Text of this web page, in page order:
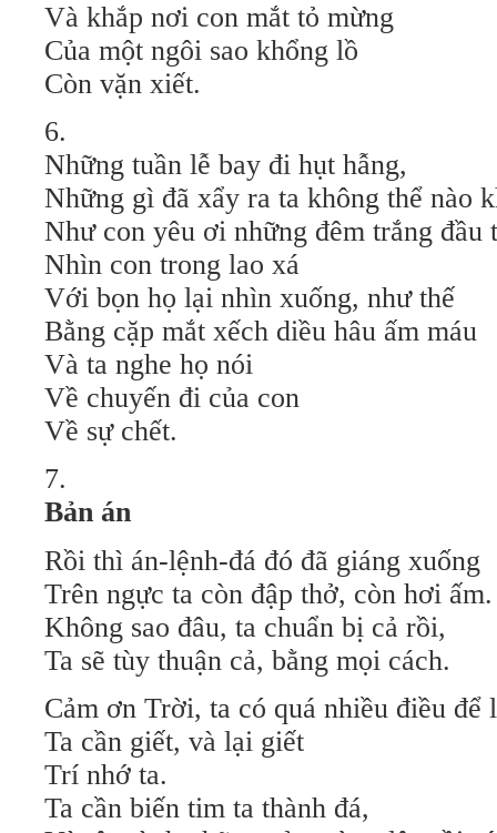
Và khắp nơi con mắt tỏ mừng
Của một ngôi sao khổng lồ
Còn vặn xiết.
6.
Những tuần lễ bay đi hụt hẫng,
Những gì đã xẩy ra ta không thể nào
Như con yêu ơi những đêm trắng đầu
Nhìn con trong lao xá
Với bọn họ lại nhìn xuống, như thế
Bằng cặp mắt xếch diều hâu ấm máu
Và ta nghe họ nói
Về chuyến đi của con
Về sự chết.
7.
Bản án
Rồi thì án-lệnh-đá đó đã giáng xuống
Trên ngực ta còn đập thở, còn hơi ấm.
Không sao đâu, ta chuẩn bị cả rồi,
Ta sẽ tùy thuận cả, bằng mọi cách.
Cảm ơn Trời, ta có quá nhiều điều để
Ta cần giết, và lại giết
Trí nhớ ta.
Ta cần biến tim ta thành đá,